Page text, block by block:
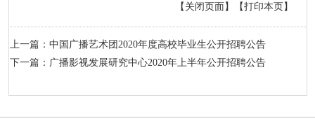
【打印本页】
【关闭页面】
上一篇：中国广播艺术团2020年度高校毕业生公开招聘公告
下一篇：广播影视发展研究中心2020年上半年公开招聘公告